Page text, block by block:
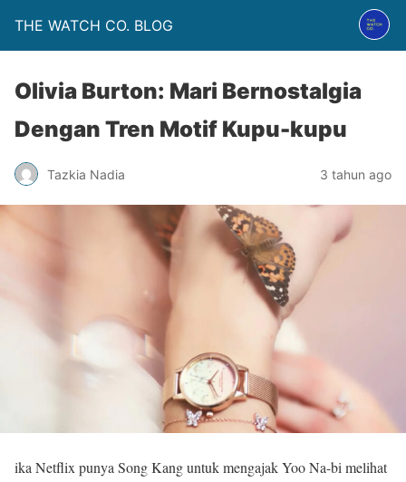
THE WATCH CO. BLOG
Olivia Burton: Mari Bernostalgia
Dengan Tren Motif Kupu-kupu
Tazkia Nadia 3 tahun ago
ika Netflix punya Song Kang untuk mengajak Yoo Na-bi melihat